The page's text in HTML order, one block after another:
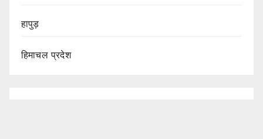
हापुड़
हिमाचल प्रदेश